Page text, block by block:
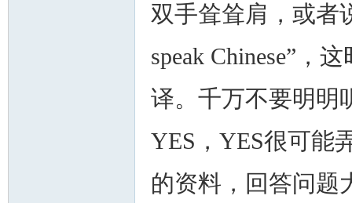
双手耸耸肩，或者
speak Chinese”，
译。千万不要明明
YES，YES很可能
的资料，回答问题